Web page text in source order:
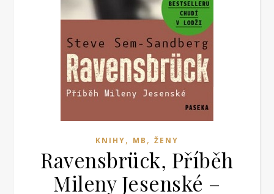
KNIHY, MB , ŽENY
Ravensbrück, Příběh
Mileny Jesenské –